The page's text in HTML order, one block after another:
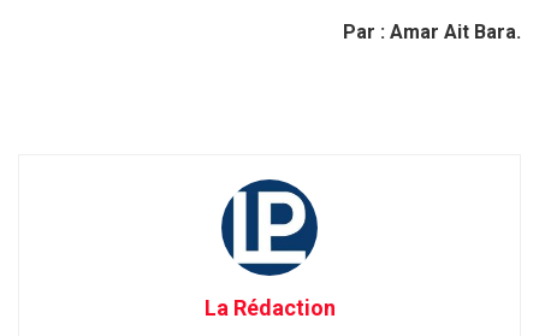
Par : Amar Ait Bara.
La Rédaction